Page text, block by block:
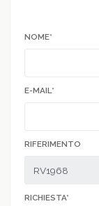
NOME*
E-MAIL*
RIFERIMENTO
RICHIESTA*